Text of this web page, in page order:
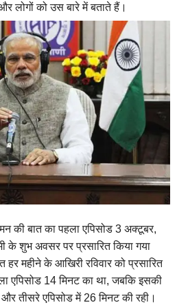
लोगों को उस बारे में बताते हैं।
की बात का पहला एपिसोड 3 अक्टूबर,
के शुभ अवसर पर प्रसारित किया गया
महीने के आखिरी रविवार को प्रसारित
एपिसोड 14 मिनट का था, जबकि इसकी
तीसरे एपिसोड में 26 मिनट की रही।